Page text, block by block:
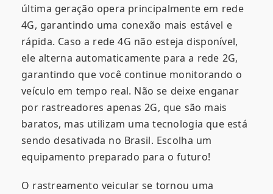
última geração opera principalmente em rede
4G, garantindo uma conexão mais estável e
rápida. Caso a rede 4G não esteja disponível,
ele alterna automaticamente para a rede 2G,
garantindo que você continue monitorando o
veículo em tempo real. Não se deixe enganar
por rastreadores apenas 2G, que são mais
baratos, mas utilizam uma tecnologia que está
sendo desativada no Brasil. Escolha um
equipamento preparado para o futuro!
O rastreamento veicular se tornou uma